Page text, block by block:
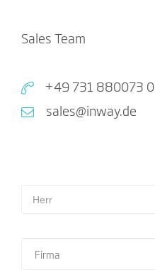
Sales Team
+49 731 880073 0
sales@inway.de